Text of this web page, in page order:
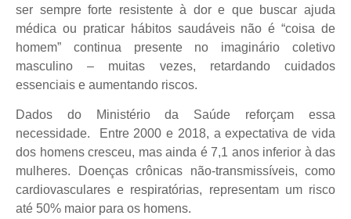
ser sempre forte resistente à dor e que buscar ajuda
médica ou praticar hábitos saudáveis não é “coisa de
homem” continua presente no imaginário coletivo
masculino – muitas vezes, retardando cuidados
essenciais e aumentando riscos.
Dados do Ministério da Saúde reforçam essa
necessidade. Entre 2000 e 2018, a expectativa de vida
dos homens cresceu, mas ainda é 7,1 anos inferior à das
mulheres. Doenças crônicas não-transmissíveis, como
cardiovasculares e respiratórias, representam um risco
até 50% maior para os homens.